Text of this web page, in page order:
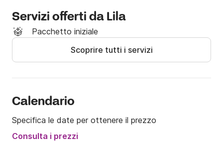
Servizi offerti da Lila
Pacchetto iniziale
Scoprire tutti i servizi
Calendario
Specifica le date per ottenere il prezzo
Consulta i prezzi